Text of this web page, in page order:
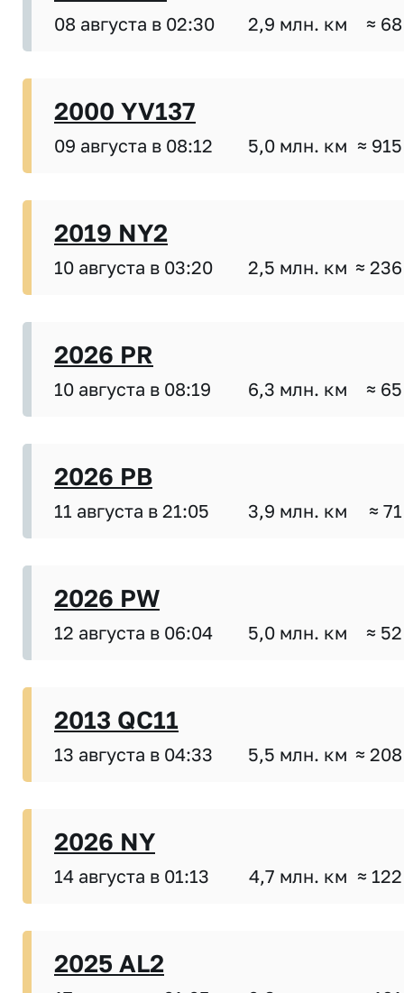
08 августа в 02:30 2,9 млн. км ≈
2000 YV137
09 августа в 08:12 5,0 млн. км ≈
2019 NY2
10 августа в 03:20 2,5 млн. км ≈
2026 PR
10 августа в 08:19 6,3 млн. км ≈
2026 PB
11 августа в 21:05 3,9 млн. км ≈
2026 PW
12 августа в 06:04 5,0 млн. км ≈
2013 QC11
13 августа в 04:33 5,5 млн. км ≈
2026 NY
14 августа в 01:13 4,7 млн. км ≈
2025 AL2